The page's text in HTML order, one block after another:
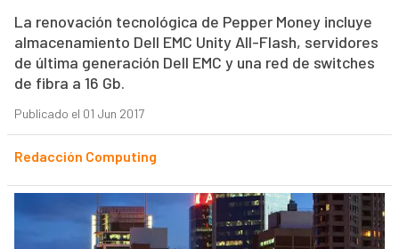
La renovación tecnológica de Pepper Money incluye
almacenamiento Dell EMC Unity All-Flash, servidores
de última generación Dell EMC y una red de switches
de fibra a 16 Gb.
Publicado el 01 Jun 2017
Redacción Computing